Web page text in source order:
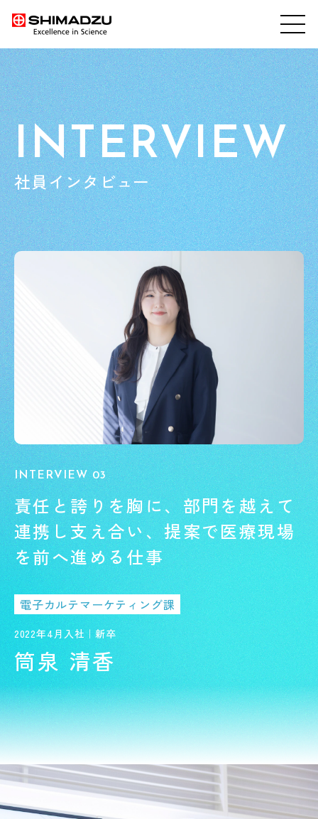
INTERVIEW
社員インタビュー
INTERVIEW 03
責任と誇りを胸に、部門を越えて
連携し支え合い、提案で医療現場
を前へ進める仕事
電子カルテマーケティング課
2022年4月入社｜新卒
筒泉 清香